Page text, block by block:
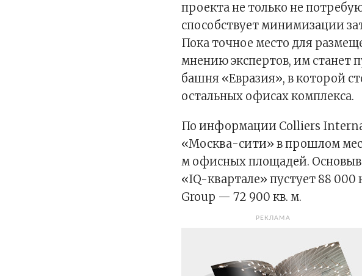
проекта не только не
способствует минимизации
Пока точное место для
мнению экспертов, им станет
башня «Евразия», в которой
остальных офисах комплекса.
По информации Colliers
«Москва-сити» в прошлом
м офисных площадей.
«IQ-квартале» пустует 88 000
Group — 72 900 кв. м.
РЕКЛАМА